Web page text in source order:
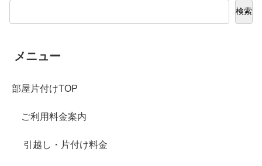
検索
メニュー
部屋片付けTOP
ご利用料金案内
引越し・片付け料金